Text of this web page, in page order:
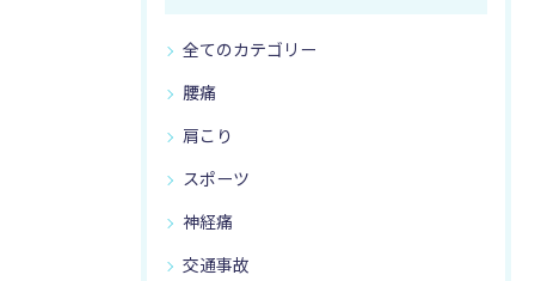
全てのカテゴリー
腰痛
肩こり
スポーツ
神経痛
交通事故